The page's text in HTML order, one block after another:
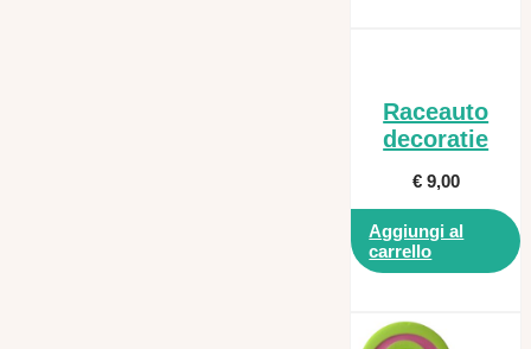
Raceauto
decoratie
€9,00
Aggiungi al
carrello